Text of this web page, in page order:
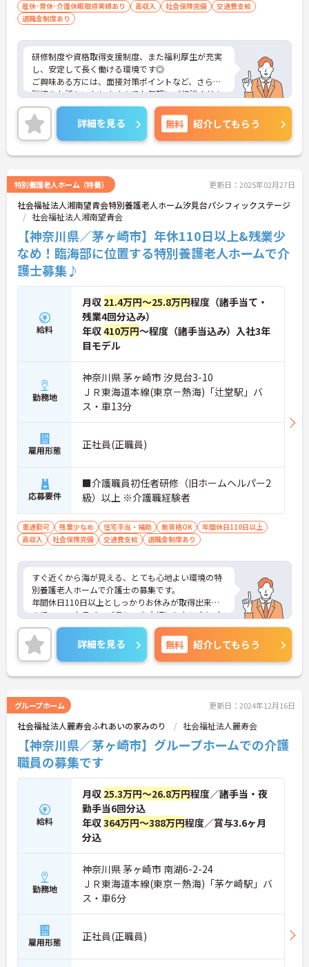
産休･育休･介護休暇取得実績あり
高収入 社会保険完備
交通費支給
退職金制度あり
研修制度や資格取得支援制度、また福利厚生が充実
し、安定して長く働ける環境です◎
ご興味ある方には、面接対策ポイントなど、さらに
詳細をお話しいたしますのでお気軽にご相談くださ
い！
詳細を見る 無料 紹介してもらう
特別養護老人ホーム（特養） 更新日：2025年02月27日
社会福祉法人湘南望青会特別養護老人ホーム汐見台パシフィックステージ
社会福祉法人湘南望青会
【神奈川県／茅ヶ崎市】年休110日以上&残業少
なめ！臨海部に位置する特別養護老人ホームで介
護士募集♪
給料
月収 21.4万円～25.8万円程度（諸手当て・
残業4回分込み）
年収410万円～程度（諸手当込み）入社3年
目モデル
勤務地
神奈川県 茅ヶ崎市 汐見台3-10
ＪＲ東海道本線(東京－熱海)「辻堂駅」バ
ス・車13分
雇用形態 正社員(正職員)
応募要件
■介護職員初任者研修（旧ホームヘルパー2
級）以上 ※介護職経験者
車通勤可 残業少なめ 住宅手当・補助 無資格OK
年間休日110日以上
高収入
社会保険完備 交通費支給 退職金制度あり
すぐ近くから海が見える、とても心地よい環境の特
別養護老人ホームで介護士の募集です。
年間休日110日以上としっかりお休みが取得出来る
ので、ワークライフバランスを大切にしたい方にオ
ススメです◎
残業少なめなので出勤日でもプライベートの時間を
確保して頂けますよ★
ご興味ある方には、面接対策ポイントなど、さらに
詳細をお話しいたしますのでお気軽にご相談くださ
詳細を見る 無料 紹介してもらう
グループホーム 更新日：2024年12月16日
社会福祉法人麗寿会ふれあいの家みのり 社会福祉法人麗寿会
【神奈川県／茅ヶ崎市】グループホームでの介護
職員の募集です
給料
月収 25.3万円～26.8万円程度／諸手当・夜
勤手当6回分込
年収364万円～388万円程度／賞与3.6ヶ月
分込
勤務地
神奈川県 茅ヶ崎市 南湖6-2-24
ＪＲ東海道本線(東京－熱海)「茅ケ崎駅」バ
ス・車6分
雇用形態 正社員(正職員)